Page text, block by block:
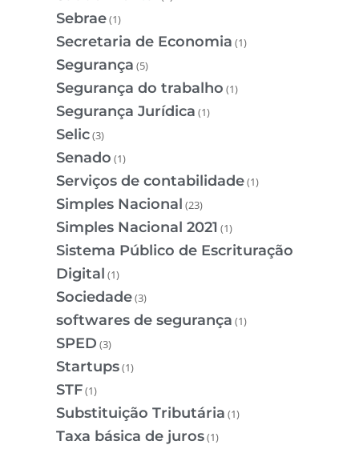
Sebrae(1)
Secretaria de Economia (1)
Segurança (5)
Segurança do trabalho (1)
Segurança Jurídica (1)
Selic(3)
Senado (1)
Serviços de contabilidade(1)
Simples Nacional (23)
Simples Nacional 2021 (1)
Sistema Público de Escrituração
Digital (1)
Sociedade(3)
softwares de segurança (1)
SPED (3)
Startups(1)
STF(1)
Substituição Tributária (1)
Taxa básica de juros(1)